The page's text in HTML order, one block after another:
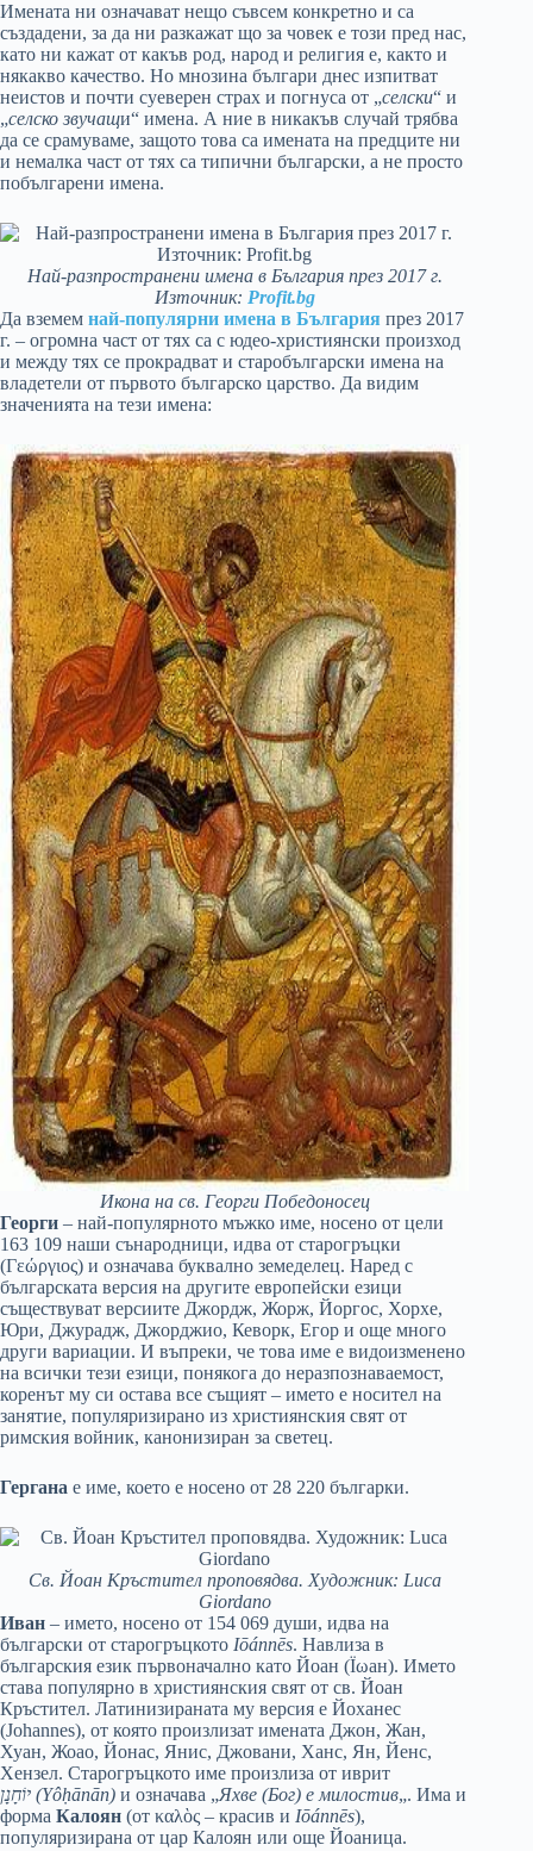
Имената ни означават нещо съвсем конкретно и са
създадени, за да ни разкажат що за човек е този пред нас,
като ни кажат от какъв род, народ и религия е, както и
някакво качество. Но мнозина българи днес изпитват
неистов и почти суеверен страх и погнуса от „селски“ и
„селско звучащи“ имена. А ние в никакъв случай трябва
да се срамуваме, защото това са имената на предците ни
и немалка част от тях са типични български, а не просто
побългарени имена.
Най-разпространени имена в България през 2017 г.
Източник: Profit.bg
Да вземем най-популярни имена в България през 2017
г. – огромна част от тях са с юдео-християнски произход
и между тях се прокрадват и старобългарски имена на
владетели от първото българско царство. Да видим
значенията на тези имена:
Икона на св. Георги Победоносец
Георги – най-популярното мъжко име, носено от цели
163 109 наши сънародници, идва от старогръцки
(Γεώργιος) и означава буквално земеделец. Наред с
българската версия на другите европейски езици
съществуват версиите Джордж, Жорж, Йоргос, Хорхе,
Юри, Джурадж, Джорджио, Кеворк, Егор и още много
други вариации. И въпреки, че това име е видоизменено
на всички тези езици, понякога до неразпознаваемост,
коренът му си остава все същият – името е носител на
занятие, популяризирано из християнския свят от
римския войник, канонизиран за светец.
Гергана е име, което е носено от 28 220 българки.
Св. Йоан Кръстител проповядва. Художник: Luca
Giordano
Иван – името, носено от 154 069 души, идва на
български от старогръцкото Iōánnēs. Навлиза в
българския език първоначално като Йоан (Їωан). Името
става популярно в християнския свят от св. Йоан
Кръстител. Латинизираната му версия е Йоханес
(Johannes), от която произлизат имената Джон, Жан,
Хуан, Жоао, Йонас, Янис, Джовани, Ханс, Ян, Йенс,
Хензел. Старогръцкото име произлиза от иврит
יוֹחָנָן (Yôḥānān) и означава „Яхве (Бог) е милостив„. Има и
форма Калоян (от καλὸς – красив и Iōánnēs),
популяризирана от цар Калоян или още Йоаница.